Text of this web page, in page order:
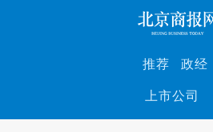
推荐 政经
上市公司